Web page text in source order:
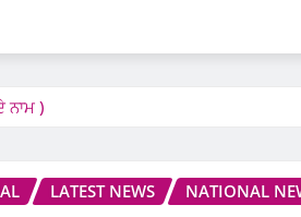
ਨਾਮ )
LATEST NEWS NATIONAL